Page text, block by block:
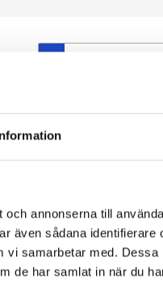
annonserna till
även sådana identifierare
samarbetar med.
de har samlat in när du